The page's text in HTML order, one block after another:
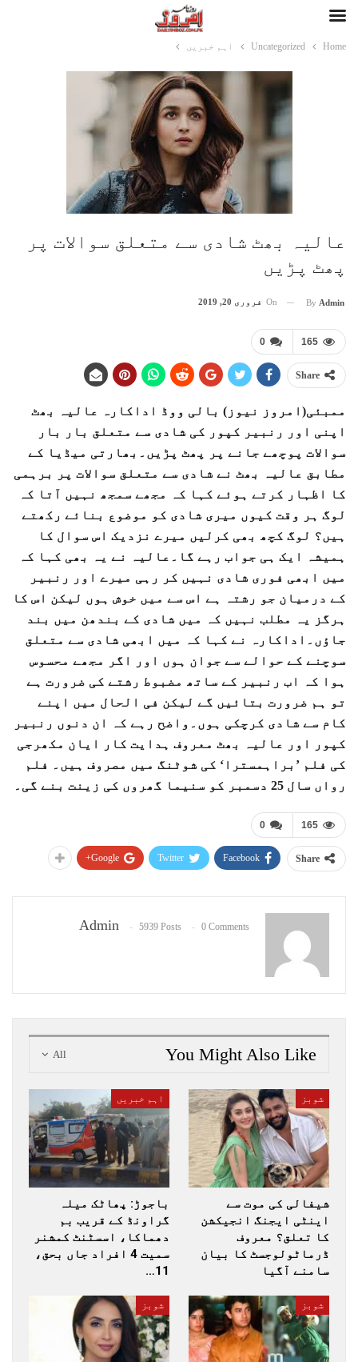
Home
Uncategorized اہم خبریں
عالیہ بھٹ شادی سے متعلق سوالات پر
پھٹ پڑیں
By Admin
On فروری 20, 2019
0 165
Share
ممبئی(امروز نیوز) بالی ووڈ اداکارہ عالیہ بھٹ
اپنی اور رنبیر کپور کی شادی سے متعلق بار بار
سوالات پوچھے جانے پر پھٹ پڑیں۔بھارتی میڈیا کے
مطابق عالیہ بھٹ نے شادی سے متعلق سوالات پر برہمی
کا اظہار کرتے ہوئے کہا کہ مجھے سمجھ نہیں آتا کہ
لوگ ہر وقت کیوں میری شادی کو موضوع بنائے رکھتے
ہیں؟ لوگ کچھ بھی کرلیں میرے نزدیک اس سوال کا
ہمیشہ ایک ہی جواب رہے گا۔عالیہ نے یہ بھی کہا کہ
میں ابھی فوری شادی نہیں کر رہی میرے اور رنبیر
کے درمیان جو رشتہ ہے اس سے میں خوش ہوں لیکن اس کا
ہرگز یہ مطلب نہیں کہ میں شادی کے بندھن میں بند
جاؤں۔اداکارہ نے کہا کہ میں ابھی شادی سے متعلق
سوچنے کے حوالے سے جوان ہوں اور اگر مجھے محسوس
ہوا کہ اب رنبیر کے ساتھ مضبوط رشتے کی ضرورت ہے
تو ہم ضرورت بتائیں گے لیکن فی الحال میں اپنے
کام سے شادی کرچکی ہوں۔واضح رہے کہ ان دنوں رنبیر
کپور اور عالیہ بھٹ معروف ہدایت کار ایان مکھرجی
کی فلم ’براہمسترا‘ کی شوٹنگ میں مصروف ہیں۔ فلم
رواں سال 25 دسمبر کو سنیما گھروں کی زینت بنے گی۔
0 165
Share
Facebook
Twitter
Google+
Admin 5939 Posts 0 Comments
All You Might Also Like
شوبز
شیفالی کی موت سے
اینٹی ایجنگ انجیکشن
کا تعلق؟ معروف
ڈرماٹولوجسٹ کا بیان
سامنے آگیا
اہم خبریں
باجوڑ: پھاٹک میلہ
گراونڈ کے قریب بم
دھماکا، اسسٹنٹ کمشنر
سمیت 4 افراد جاں بحق،
11…
شوبز شوبز